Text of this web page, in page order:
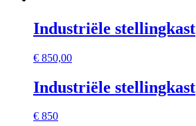
Industriële stellingkast
€ 850,00
Industriële stellingkast
€ 850